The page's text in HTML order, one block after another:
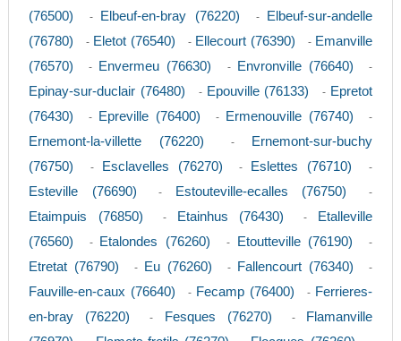
(76500)
- Elbeuf-en-bray (76220) -
Elbeuf-sur-andelle
(76780)
- Eletot (76540) - Ellecourt (76390) - Emanville
(76570)
- Envermeu (76630) - Envronville (76640) -
Epinay-sur-duclair (76480) - Epouville (76133) - Epretot
(76430)
- Epreville (76400) - Ermenouville (76740) -
Ernemont-la-villette (76220) -
Ernemont-sur-buchy
(76750)
- Esclavelles (76270) - Eslettes (76710) -
Esteville (76690) - Estouteville-ecalles (76750) -
Etaimpuis (76850) - Etainhus (76430) -
Etalleville
(76560)
- Etalondes (76260) - Etoutteville (76190) -
Etretat (76790) - Eu (76260) - Fallencourt (76340) -
Fauville-en-caux (76640) - Fecamp (76400) - Ferrieres-
en-bray (76220)
- Fesques (76270) -
Flamanville